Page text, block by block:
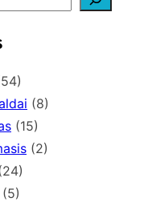
(8)
(15)
(2)
(5)